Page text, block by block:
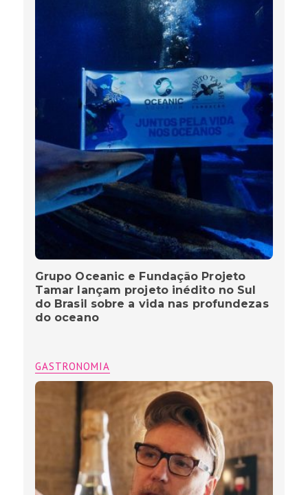
Grupo Oceanic e Fundação Projeto
Tamar lançam projeto inédito no Sul
do Brasil sobre a vida nas profundezas
do oceano
GASTRONOMIA